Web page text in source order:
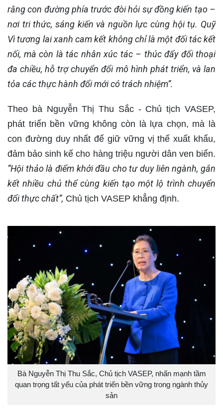
rằng con đường phía trước đòi hỏi sự đồng kiến tạo –
nơi tri thức, sáng kiến và nguồn lực cùng hội tụ. Quỹ
Vì tương lai xanh cam kết không chỉ là một đối tác kết
nối, mà còn là tác nhân xúc tác – thúc đẩy đối thoại
đa chiều, hỗ trợ chuyển đổi mô hình phát triển, và lan
tỏa các thực hành đổi mới có trách nhiệm”.
Theo bà Nguyễn Thị Thu Sắc - Chủ tịch VASEP,
phát triển bền vững không còn là lựa chọn, mà là
con đường duy nhất để giữ vững vị thế xuất khẩu,
đảm bảo sinh kế cho hàng triệu người dân ven biển.
“Hội thảo là điểm khởi đầu cho tư duy liên ngành, gắn
kết nhiều chủ thể cùng kiến tạo một lộ trình chuyển
đổi thực chất”, Chủ tịch VASEP khẳng định.
Bà Nguyễn Thị Thu Sắc, Chủ tịch VASEP, nhấn mạnh tầm
quan trọng tất yếu của phát triển bền vững trong ngành thủy
sản